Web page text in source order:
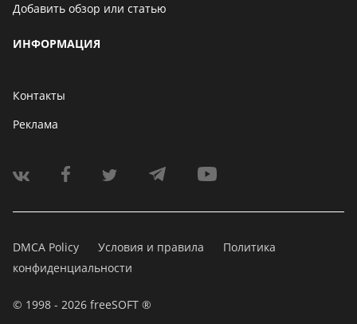
Добавить обзор или статью
ИНФОРМАЦИЯ
Контакты
Реклама
DMCA Policy Условия и правила
Политика
конфиденциальности
© 1998 - 2026 freeSOFT ®